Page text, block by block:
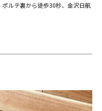
ルテ裏から徒歩30秒、金沢日航